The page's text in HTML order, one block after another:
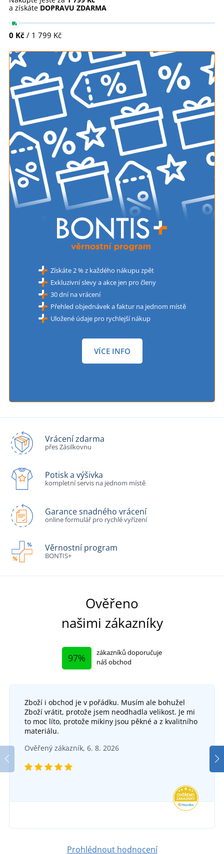
a získáte DOPRAVU ZDARMA
0 Kč / 1 799 Kč
Získáte 2 % z každého nákupu zpět
Exkluzivní slevy a akce jen pro členy
30 dní na vrácení
Přehled objednávek a faktur na jednom místě
Uložené údaje pro rychlejší nákup
VÍCE INFO
Vrácení zdarma
přes Zásilkovnu
Potisk a výšivka
kompletní servis na jednom místě
Garance snadného vrácení
online formulář pro rychlé vyřízení
Věrnostní program
BONTIS+
Ověřeno
našimi zákazníky
97%
zákazníků doporučuje
náš obchod
Zboží i obchod je v pořádku. Musím ale bohužel
Zboží vrátit, protože jsem neodhadla velikost. Je mi
to moc líto, protože mikiny jsou pěkné a z kvalitního
materiálu.
Ověřený zákazník, 6. 8. 2026
Prohlédnout hodnocení